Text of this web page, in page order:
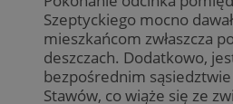
Szeptyckiego mocno
mieszkańcom zwłaszcza
deszczach. Dodatkowo,
bezpośrednim
Stawów, co wiąże się ze